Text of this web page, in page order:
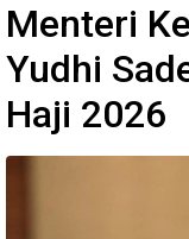
Menteri
Yudhi
Haji 2026